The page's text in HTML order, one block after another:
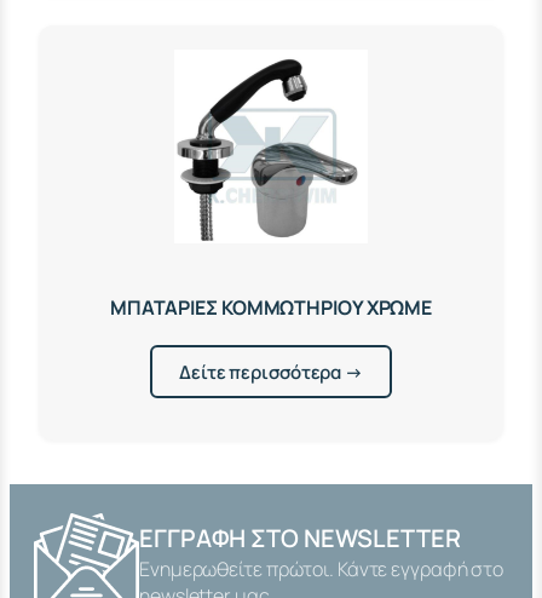
ΜΠΑΤΑΡΙΕΣ ΚΟΜΜΩΤΗΡΙΟΥ ΧΡΩΜΕ
Δείτε περισσότερα →
ΕΓΓΡΑΦΉ ΣΤΟ NEWSLETTER
Ενημερωθείτε πρώτοι. Κάντε εγγραφή στο